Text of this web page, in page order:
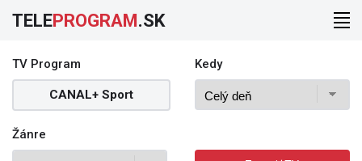
TELEPROGRAM.SK
TV Program
CANAL+ Sport
Kedy
Žánre